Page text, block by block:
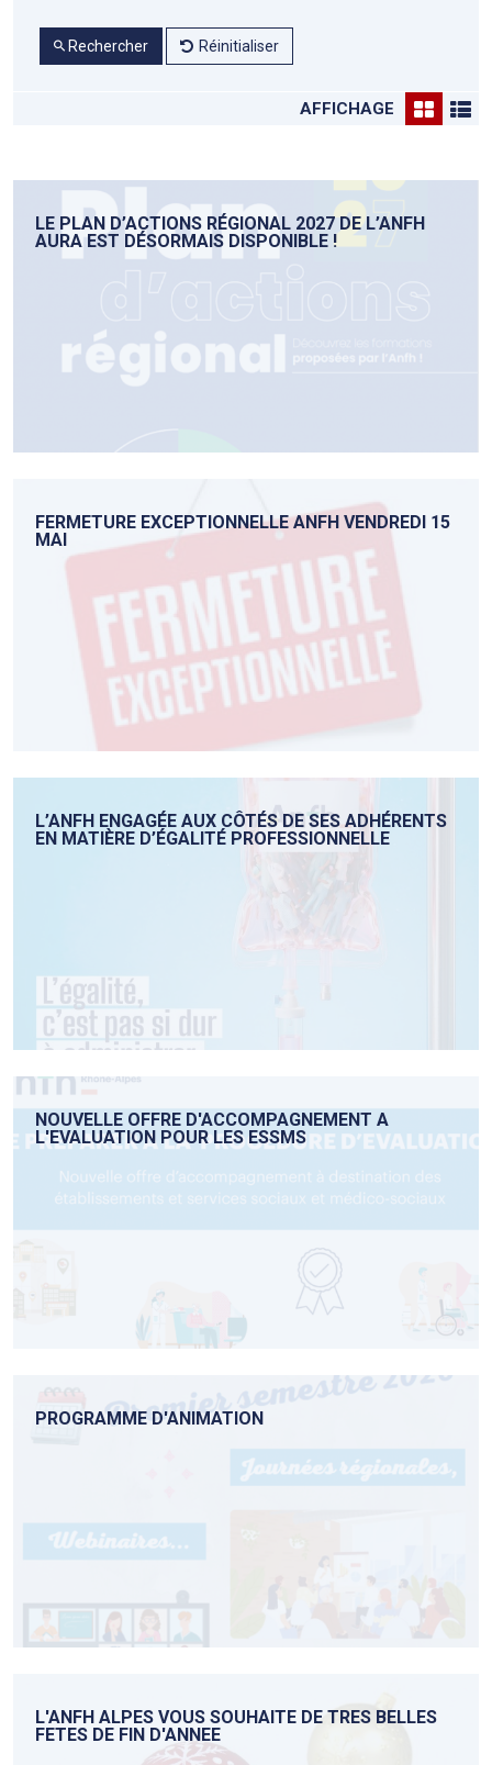
Rechercher Réinitialiser
AFFICHAGE
LE PLAN D’ACTIONS RÉGIONAL 2027 DE L’ANFH
AURA EST DÉSORMAIS DISPONIBLE !
FERMETURE EXCEPTIONNELLE ANFH VENDREDI 15
MAI
L’ANFH ENGAGÉE AUX CÔTÉS DE SES ADHÉRENTS
EN MATIÈRE D’ÉGALITÉ PROFESSIONNELLE
NOUVELLE OFFRE D'ACCOMPAGNEMENT A
L'EVALUATION POUR LES ESSMS
PROGRAMME D'ANIMATION
L'ANFH ALPES VOUS SOUHAITE DE TRES BELLES
FETES DE FIN D'ANNEE